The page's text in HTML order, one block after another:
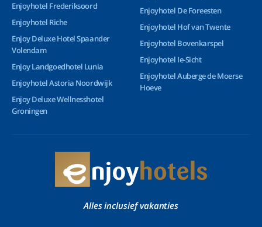
Enjoyhotel Frederiksoord
Enjoyhotel Riche
Enjoy Deluxe Hotel Spaander
Volendam
Enjoy Landgoedhotel Lunia
Enjoyhotel Astoria Noordwijk
Enjoy Deluxe Wellnesshotel
Groningen
Enjoyhotel De Foreesten
Enjoyhotel Hof van Twente
Enjoyhotel Bovenkarspel
Enjoyhotel Ie-Sicht
Enjoyhotel Auberge de Moerse
Hoeve
Alles inclusief vakanties